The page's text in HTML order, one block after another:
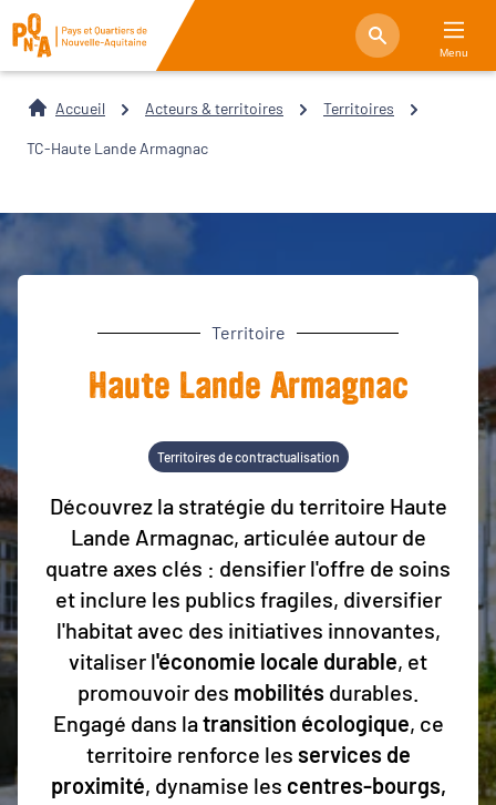
Menu
Accueil Acteurs & territoires Territoires
TC-Haute Lande Armagnac
Territoire
Haute Lande Armagnac
Territoires de contractualisation
Découvrez la stratégie du territoire Haute
Lande Armagnac, articulée autour de
quatre axes clés : densifier l'offre de soins
et inclure les publics fragiles, diversifier
l'habitat avec des initiatives innovantes,
vitaliser l'économie locale durable, et
promouvoir des mobilités durables.
Engagé dans latransition écologique, ce
territoire renforce les services de
proximité, dynamise les centres-bourgs,